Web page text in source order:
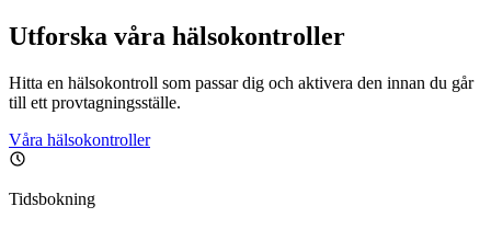
Utforska våra hälsokontroller
Hitta en hälsokontroll som passar dig och aktivera den innan du går
till ett provtagningsställe.
Våra hälsokontroller
Tidsbokning